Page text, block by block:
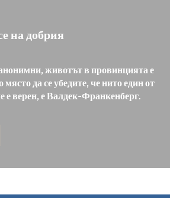
на добрия
животът в провинцията е
да се убедите, че нито един от
е верен, е Валдек-Франкенберг.